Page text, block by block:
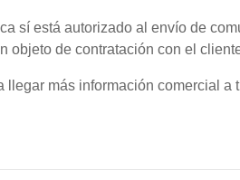
sí está autorizado al envío de
objeto de contratación con el
más información comercial